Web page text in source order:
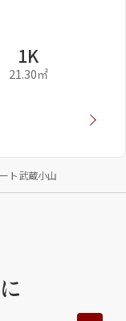
1K
21.30㎡
ト武蔵小山